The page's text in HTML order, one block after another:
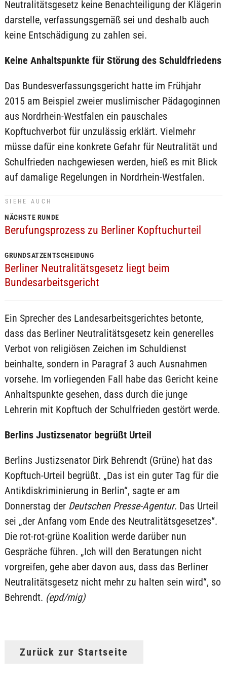
Neutralitätsgesetz keine Benachteiligung der Klägerin
darstelle, verfassungsgemäß sei und deshalb auch
keine Entschädigung zu zahlen sei.
Keine Anhaltspunkte für Störung des Schuldfriedens
Das Bundesverfassungsgericht hatte im Frühjahr
2015 am Beispiel zweier muslimischer Pädagoginnen
aus Nordrhein-Westfalen ein pauschales
Kopftuchverbot für unzulässig erklärt. Vielmehr
müsse dafür eine konkrete Gefahr für Neutralität und
Schulfrieden nachgewiesen werden, hieß es mit Blick
auf damalige Regelungen in Nordrhein-Westfalen.
SIEHE AUCH
NÄCHSTE RUNDE
Berufungsprozess zu Berliner Kopftuchurteil
GRUNDSATZENTSCHEIDUNG
Berliner Neutralitätsgesetz liegt beim
Bundesarbeitsgericht
Ein Sprecher des Landesarbeitsgerichtes betonte,
dass das Berliner Neutralitätsgesetz kein generelles
Verbot von religiösen Zeichen im Schuldienst
beinhalte, sondern in Paragraf 3 auch Ausnahmen
vorsehe. Im vorliegenden Fall habe das Gericht keine
Anhaltspunkte gesehen, dass durch die junge
Lehrerin mit Kopftuch der Schulfrieden gestört werde.
Berlins Justizsenator begrüßt Urteil
Berlins Justizsenator Dirk Behrendt (Grüne) hat das
Kopftuch-Urteil begrüßt. „Das ist ein guter Tag für die
Antikdiskriminierung in Berlin“, sagte er am
Donnerstag der Deutschen Presse-Agentur. Das Urteil
sei „der Anfang vom Ende des Neutralitätsgesetzes“.
Die rot-rot-grüne Koalition werde darüber nun
Gespräche führen. „Ich will den Beratungen nicht
vorgreifen, gehe aber davon aus, dass das Berliner
Neutralitätsgesetz nicht mehr zu halten sein wird“, so
Behrendt. (epd/mig)
Zurück zur Startseite